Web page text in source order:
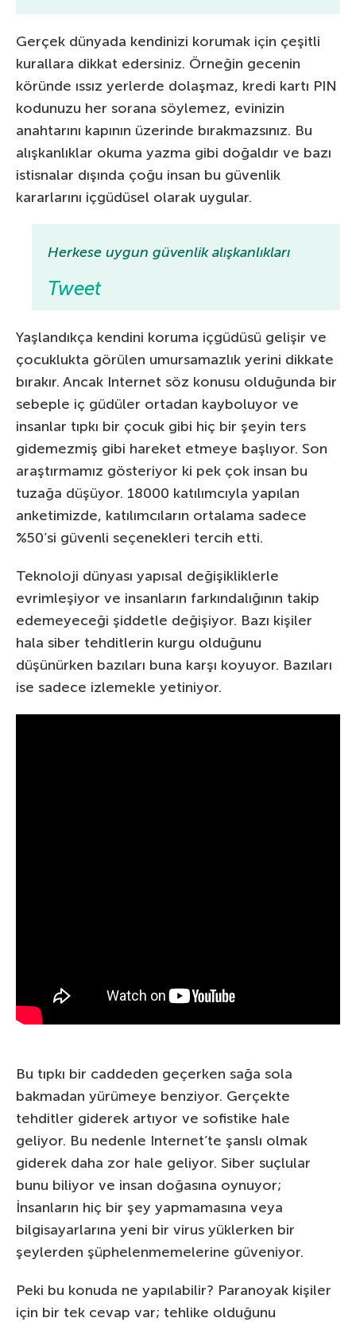
Gerçek dünyada kendinizi korumak için çeşitli
kurallara dikkat edersiniz. Örneğin gecenin
köründe ıssız yerlerde dolaşmaz, kredi kartı PIN
kodunuzu her sorana söylemez, evinizin
anahtarını kapının üzerinde bırakmazsınız. Bu
alışkanlıklar okuma yazma gibi doğaldır ve bazı
istisnalar dışında çoğu insan bu güvenlik
kararlarını içgüdüsel olarak uygular.
Herkese uygun güvenlik alışkanlıkları
Tweet
Yaşlandıkça kendini koruma içgüdüsü gelişir ve
çocuklukta görülen umursamazlık yerini dikkate
bırakır. Ancak Internet söz konusu olduğunda bir
sebeple iç güdüler ortadan kayboluyor ve
insanlar tıpkı bir çocuk gibi hiç bir şeyin ters
gidemezmiş gibi hareket etmeye başlıyor. Son
araştırmamız gösteriyor ki pek çok insan bu
tuzağa düşüyor. 18000 katılımcıyla yapılan
anketimizde, katılımcıların ortalama sadece
%50’si güvenli seçenekleri tercih etti.
Teknoloji dünyası yapısal değişikliklerle
evrimleşiyor ve insanların farkındalığının takip
edemeyeceği şiddetle değişiyor. Bazı kişiler
hala siber tehditlerin kurgu olduğunu
düşünürken bazıları buna karşı koyuyor. Bazıları
ise sadece izlemekle yetiniyor.
Bu tıpkı bir caddeden geçerken sağa sola
bakmadan yürümeye benziyor. Gerçekte
tehditler giderek artıyor ve sofistike hale
geliyor. Bu nedenle Internet’te şanslı olmak
giderek daha zor hale geliyor. Siber suçlular
bunu biliyor ve insan doğasına oynuyor;
İnsanların hiç bir şey yapmamasına veya
bilgisayarlarına yeni bir virus yüklerken bir
şeylerden şüphelenmemelerine güveniyor.
Peki bu konuda ne yapılabilir? Paranoyak kişiler
için bir tek cevap var; tehlike olduğunu